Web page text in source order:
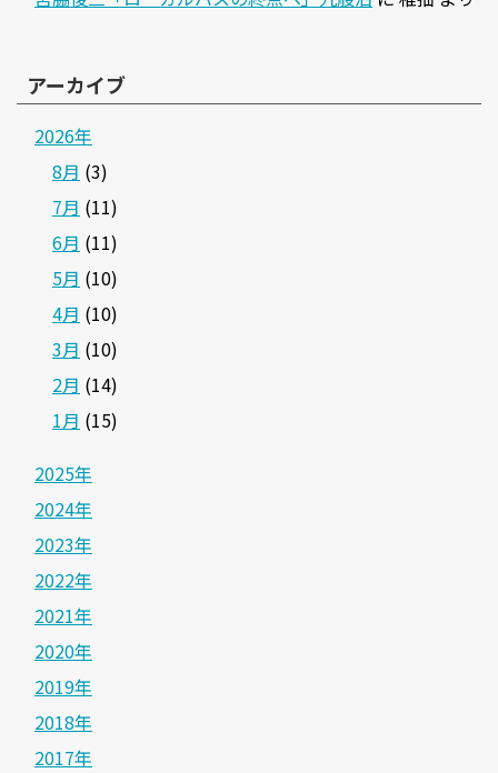
アーカイブ
2026年
8月 (3)
7月 (11)
6月 (11)
5月 (10)
4月 (10)
3月 (10)
2月 (14)
1月 (15)
2025年
2024年
2023年
2022年
2021年
2020年
2019年
2018年
2017年